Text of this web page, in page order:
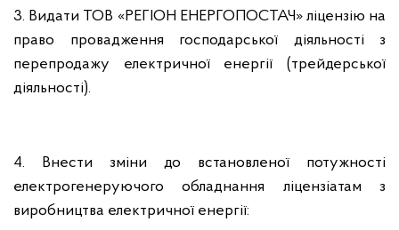
3. Видати ТОВ «РЕГІОН ЕНЕРГОПОСТАЧ» ліцензію на
право провадження господарської діяльності з
перепродажу електричної енергії (трейдерської
діяльності).
4. Внести зміни до встановленої потужності
електрогенеруючого обладнання ліцензіатам з
виробництва електричної енергії: